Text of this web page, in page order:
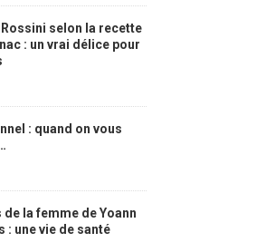
selon la recette
: un vrai délice pour
: quand on vous
de la femme de Yoann
: une vie de santé